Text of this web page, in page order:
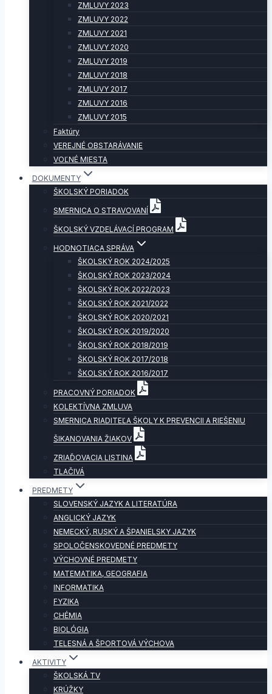
ZMLUVY 2023
ZMLUVY 2022
ZMLUVY 2021
ZMLUVY 2020
ZMLUVY 2019
ZMLUVY 2018
ZMLUVY 2017
ZMLUVY 2016
ZMLUVY 2015
Faktúry
VEREJNÉ OBSTARÁVANIE
VOĽNÉ MIESTA
DOKUMENTY
ŠKOLSKÝ PORIADOK
SMERNICA O STRAVOVANÍ
ŠKOLSKÝ VZDELÁVACÍ PROGRAM
HODNOTIACA SPRÁVA
ŠKOLSKÝ ROK 2024/2025
ŠKOLSKÝ ROK 2023/2024
ŠKOLSKÝ ROK 2022/2023
ŠKOLSKÝ ROK 2021/2022
ŠKOLSKÝ ROK 2020/2021
ŠKOLSKÝ ROK 2019/2020
ŠKOLSKÝ ROK 2018/2019
ŠKOLSKÝ ROK 2017/2018
ŠKOLSKÝ ROK 2016/2017
PRACOVNÝ PORIADOK
KOLEKTÍVNA ZMLUVA
SMERNICA RIADITEĽA ŠKOLY K PREVENCII A RIEŠENIU
ŠIKANOVANIA ŽIAKOV
ZRIAĎOVACIA LISTINA
TLAČIVÁ
PREDMETY
SLOVENSKÝ JAZYK A LITERATÚRA
ANGLICKÝ JAZYK
NEMECKÝ, RUSKÝ A ŠPANIELSKY JAZYK
SPOLOČENSKOVEDNÉ PREDMETY
VÝCHOVNÉ PREDMETY
MATEMATIKA, GEOGRAFIA
INFORMATIKA
FYZIKA
CHÉMIA
BIOLÓGIA
TELESNÁ A ŠPORTOVÁ VÝCHOVA
AKTIVITY
ŠKOLSKÁ TV
KRÚŽKY